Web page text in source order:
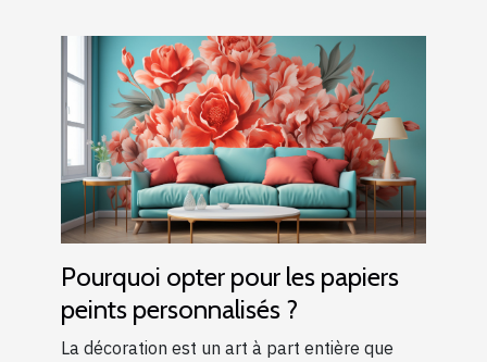
Pourquoi opter pour les papiers
peints personnalisés ?
La décoration est un art à part entière que